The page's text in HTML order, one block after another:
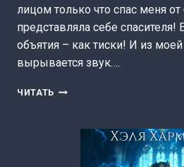
лицом только что спас меня
представляла себе спасителя!
объятия – как тиски! И из
вырывается звук….
ЧИТАТЬ ПОПАДАНКА
ДРАКОНА
ХАРМОН)